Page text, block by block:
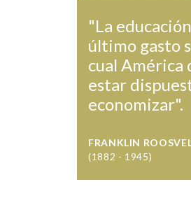
"La
último gasto
cual América
estar
economizar".
FRANKLIN
(1882 - 1945)